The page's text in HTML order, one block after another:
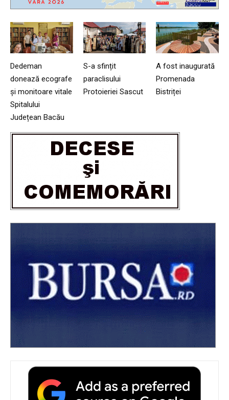
Dedeman
donează ecografe
și monitoare vitale
Spitalului
Județean Bacău
S-a sfințit
paraclisului
Protoieriei Sascut
A fost inaugurată
Promenada
Bistriței